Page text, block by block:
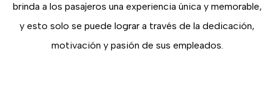
brinda a los pasajeros una experiencia única y memorable,
y esto solo se puede lograr a través de la dedicación,
motivación y pasión de sus empleados.